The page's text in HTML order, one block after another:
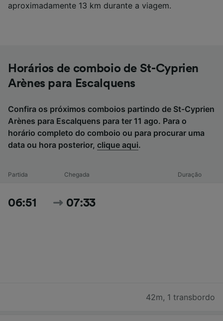
aproximadamente 13 km durante a viagem.
Horários de comboio de St-Cyprien
Arènes para Escalquens
Confira os próximos comboios partindo de St-Cyprien
Arènes para Escalquens para ter 11 ago. Para o
horário completo do comboio ou para procurar uma
data ou hora posterior, clique aqui.
Partida Chegada Duração
06:51 07:33
42m, 1 transbordo